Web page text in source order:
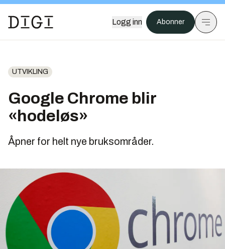
Logg inn Abonner
UTVIKLING
Google Chrome blir
«hodeløs»
Åpner for helt nye bruksområder.